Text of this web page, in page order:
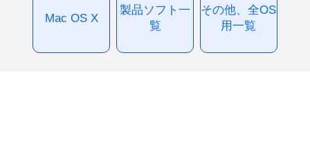
Mac OS X
製品ソフト一
覧
その他、全OS
用一覧